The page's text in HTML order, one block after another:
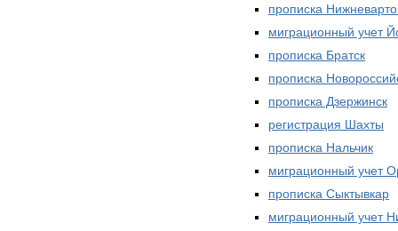
прописка
миграционный учет
прописка Братск
прописка
прописка Дзержинск
регистрация Шахты
прописка Нальчик
миграционный учет
прописка Сыктывкар
миграционный учет